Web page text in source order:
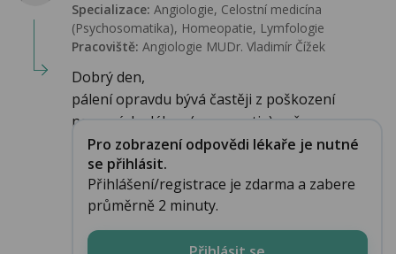
Specializace: Angiologie, Celostní medicína
(Psychosomatika), Homeopatie, Lymfologie
Pracoviště: Angiologie MUDr. Vladimír Čížek
Dobrý den,
pálení opravdu bývá častěji z poškození
nervových vláken (neuropatie) než o...
Pro zobrazení odpovědi lékaře je nutné
se přihlásit.
Přihlášení/registrace je zdarma a zabere
průměrně 2 minuty.